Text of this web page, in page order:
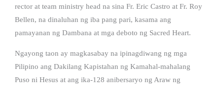
rector at team ministry head na sina Fr. Eric Castro at Fr. Roy
Bellen, na dinaluhan ng iba pang pari, kasama ang
pamayanan ng Dambana at mga deboto ng Sacred Heart.
Ngayong taon ay magkasabay na ipinagdiwang ng mga
Pilipino ang Dakilang Kapistahan ng Kamahal-mahalang
Puso ni Hesus at ang ika-128 anibersaryo ng Araw ng